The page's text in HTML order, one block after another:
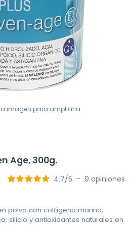
imagen para ampliarla
Age, 300g.
4.7/5 - 9 opiniones
polvo con colágeno marino,
silicio y antioxidantes naturales en